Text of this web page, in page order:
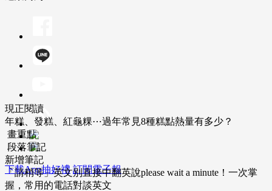
下載App抽好禮 訂閱電子報
現正閱讀
年糕、發糕、紅龜粿⋯過年常見8種糕點熱量有多少？
畫重點
段落筆記
新增筆記
「請稍等」英文別直接中翻英說please wait a minute！一次掌
握，常用的電話對談英文